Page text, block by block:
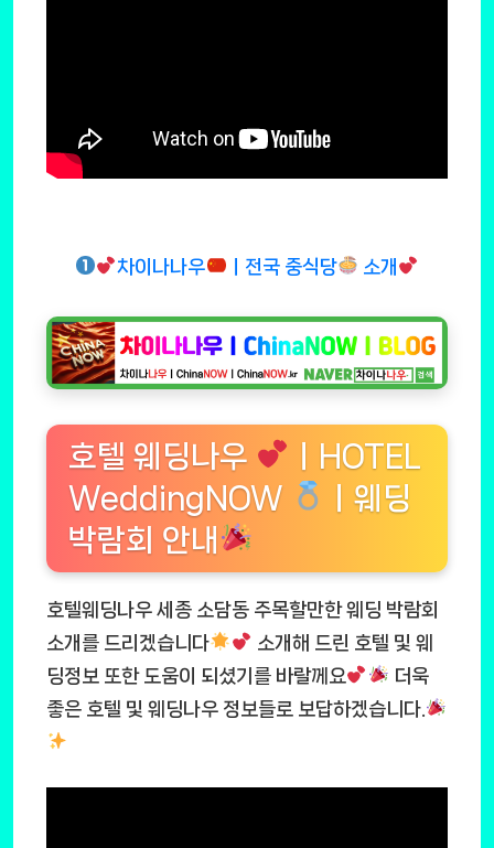
차이나나우 ㅣ전국 중식당 소개
호텔 웨딩나우
ㅣHOTEL
WeddingNOW
ㅣ웨딩
박람회 안내
호텔웨딩나우 세종 소담동 주목할만한 웨딩 박람회
소개를 드리겠습니다
소개해 드린 호텔 및 웨
딩정보 또한 도움이 되셨기를 바랄께요
더욱
좋은 호텔 및 웨딩나우 정보들로 보답하겠습니다.